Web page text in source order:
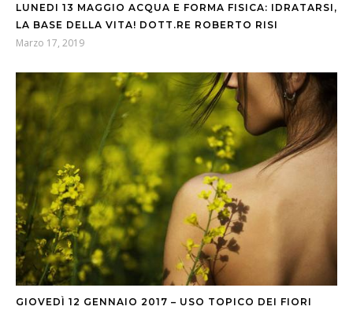
LUNEDI 13 MAGGIO ACQUA E FORMA FISICA: IDRATARSI,
LA BASE DELLA VITA! DOTT.RE ROBERTO RISI
Marzo 17, 2019
GIOVEDÌ 12 GENNAIO 2017 – USO TOPICO DEI FIORI